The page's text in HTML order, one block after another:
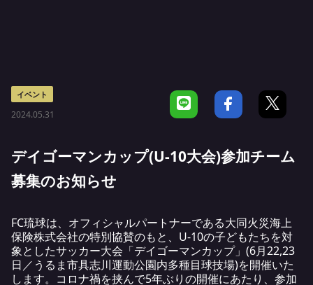
イベント
2024.05.31
デイゴーマンカップ(U-10大会)参加チーム
募集のお知らせ
FC琉球は、オフィシャルパートナーである大同火災海上
保険株式会社の特別協賛のもと、U-10の子どもたちを対
象としたサッカー大会「デイゴーマンカップ」(6月22,23
日／うるま市具志川運動公園内多種目球技場)を開催いた
します。コロナ禍を挟んで5年ぶりの開催にあたり、参加